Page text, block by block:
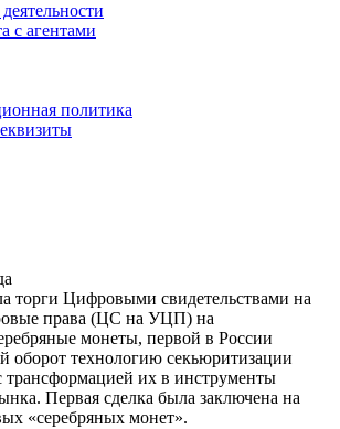
с агентами
политика
торги Цифровыми свидетельствами на
права (ЦС на УЦП) на
монеты, первой в России
оборот технологию секьюритизации
трансформацией их в инструменты
Первая сделка была заключена на
«серебряных монет».